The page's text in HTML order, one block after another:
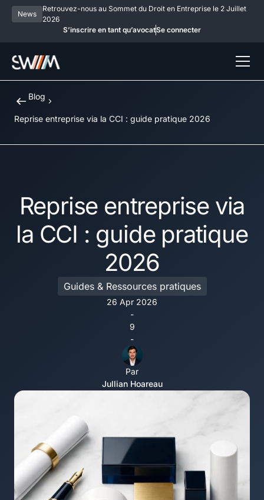
News
Retrouvez-nous au Sommet du Droit en Entreprise le 2 Juillet
2026
S’inscrire en tant qu’avocatSe connecter
Blog
Reprise entreprise via la CCI : guide pratique 2026
Reprise entreprise via
la CCI : guide pratique
2026
Guides & Ressources pratiques
26 Apr 2026
-
9
-
Par
Jullian Hoareau